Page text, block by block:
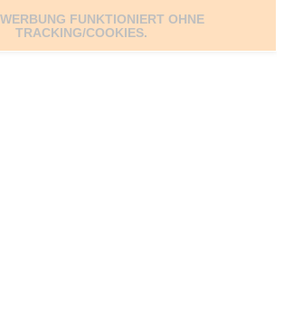
FUNKTIONIERT OHNE
TRACKING/COOKIES.